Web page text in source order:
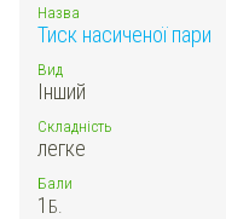
Назва
Тиск насиченої пари
Вид
Інший
Складність
легке
Бали
1 Б.